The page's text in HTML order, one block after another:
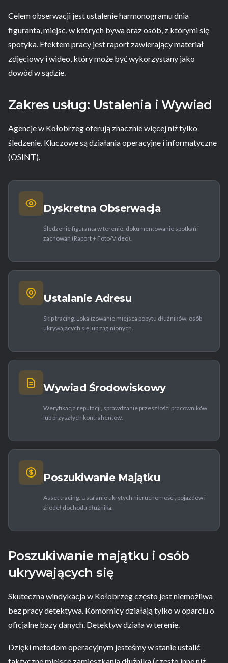
Celem obserwacji jest ustalenie harmonogramu dnia
figuranta, miejsc, w których bywa oraz osób, z którymi się
spotyka. Efektem pracy jest raport zawierający materiał
zdjęciowy i wideo, który może być wykorzystany jako
dowód w sądzie.
Zakres usług: Ustalenia i Wywiad
Agencje w Kołobrzeg oferują znacznie więcej niż tylko
śledzenie. Kluczowe są działania operacyjne i informatyczne
(OSINT).
Dyskretna Obserwacja
Śledzenie figuranta w terenie, dokumentowanie spotkań i
zachowań (Raport + Foto/Video).
Ustalanie Adresu
Skip tracing. Lokalizowanie miejsca pobytu dłużników, osób
ukrywających się lub zaginionych.
Wywiad Środowiskowy
Weryfikacja reputacji, sprawdzanie przeszłości pracowników
lub przyszłych kontrahentów.
Poszukiwanie Majątku
Asset tracing. Ustalanie ukrytych nieruchomości, pojazdów i
źródeł dochodu dłużnika.
Poszukiwanie majątku i osób
ukrywających się
Skuteczna windykacja w Kołobrzeg często jest niemożliwa
bez pracy detektywa. Komornicy działają tylko w oparciu o
oficjalne bazy danych. Detektyw działa w terenie.
Dzięki metodom operacyjnym jesteśmy w stanie ustalić